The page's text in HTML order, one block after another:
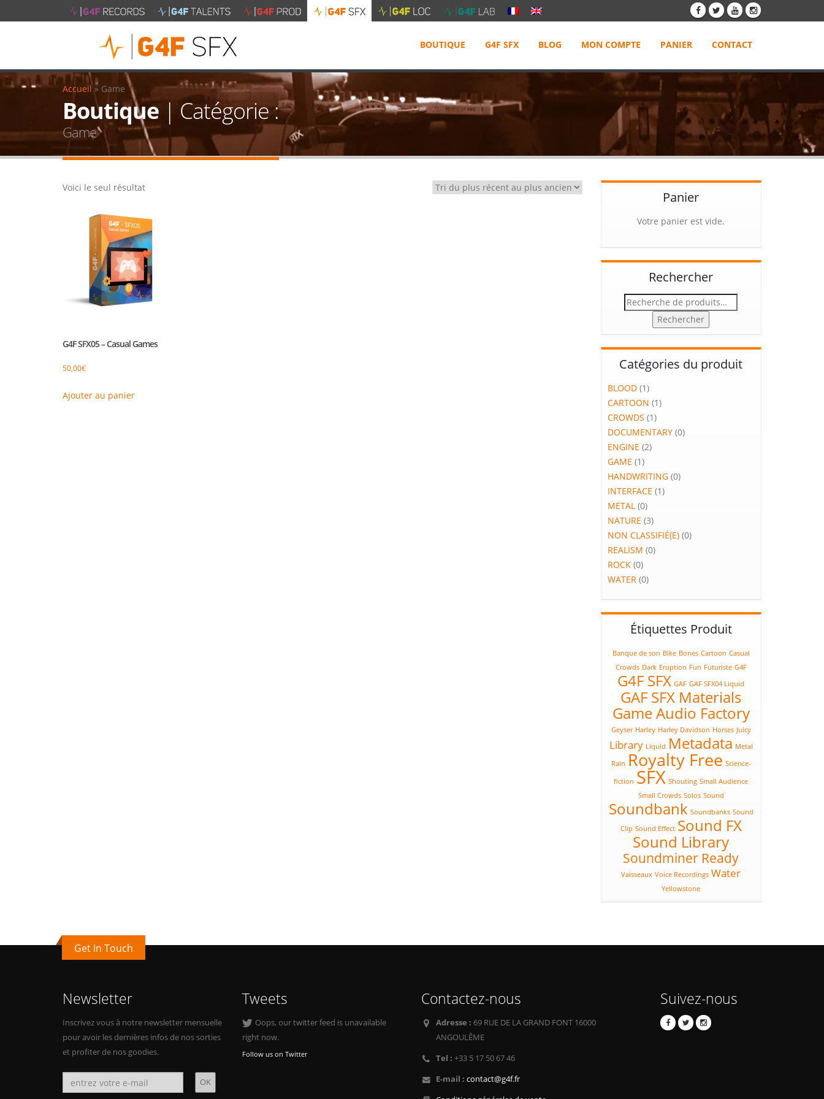
BOUTIQUE G4F SFX BLOG MON COMPTE PANIER CONTACT
Accueil » Game
Boutique | Catégorie :
Game
Voici le seul résultat
G4F SFX05 – Casual Games
50,00€
Ajouter au panier
Panier
Votre panier est vide.
Rechercher
Recherche
pour :
Rechercher
Catégories du produit
BLOOD (1)
CARTOON (1)
CROWDS (1)
DOCUMENTARY (0)
ENGINE (2)
GAME (1)
HANDWRITING (0)
INTERFACE (1)
METAL (0)
NATURE (3)
NON CLASSIFIÉ(E) (0)
REALISM (0)
ROCK (0)
WATER (0)
Étiquettes Produit
Banque de son Bike Bones Cartoon Casual
Crowds Dark Eruption Fun Futuriste G4F
G4F SFX GAF GAF SFX04 Liquid
GAF SFX Materials
Game Audio Factory
Geyser Harley Harley Davidson Horses Juicy
Library Liquid Metadata Metal
Rain Royalty Free Science-
fiction SFX Shouting Small Audience
Small Crowds Solos Sound
Soundbank Soundbanks Sound
Clip Sound Effect Sound FX
Sound Library
Soundminer Ready
Vaisseaux Voice Recordings Water
Yellowstone
Get In Touch
Newsletter
Inscrivez vous à notre newsletter mensuelle
pour avoir les dernières infos de nos sorties
et profiter de nos goodies.
Tweets
Oops, our twitter feed is unavailable
right now.
Follow us on Twitter
Contactez-nous
Adresse : 69 RUE DE LA GRAND FONT 16000
ANGOULÊME
Tel : +33 5 17 50 67 46
E-mail : contact@g4f.fr
Suivez-nous